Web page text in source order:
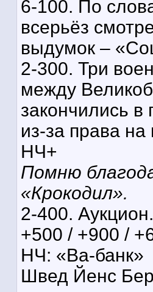
6-100. По
всерьёз
выдумок –
2-300. Три
между
закончились
из-за права
НЧ+
Помню
«Крокодил».
2-400. Аукцион.
+500 / +900 /
НЧ: «Ва-банк»
Швед Йенс